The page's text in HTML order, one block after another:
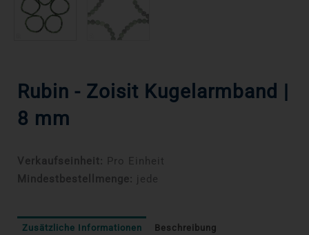
Rubin - Zoisit Kugelarmband |
8 mm
Verkaufseinheit: Pro Einheit
Mindestbestellmenge: jede
Zusätzliche Informationen Beschreibung